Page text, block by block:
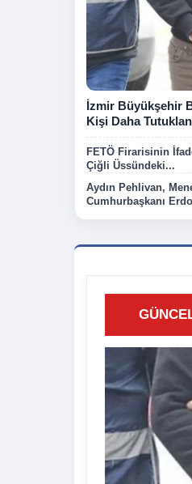
İzmir Büyükşehir
Kişi Daha
FETÖ Firarisinin
Çiğli Üssündeki...
Aydın Pehlivan,
Cumhurbaşkanı